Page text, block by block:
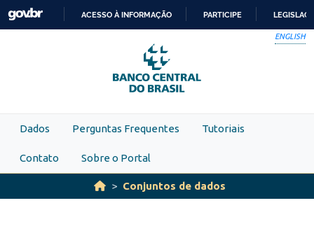
Skip to main content
PARA
O
CONTEÚDO
ACESSO À INFORMAÇÃO PARTICIPE
ENGLISH
Dados Perguntas Frequentes Tutoriais
Contato Sobre o Portal
Conjuntos de dados